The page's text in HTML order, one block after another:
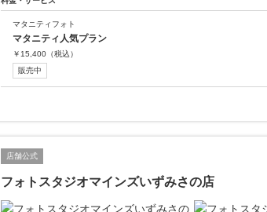
マタニティフォト
マタニティ人気プラン
￥ 15,400 （税込）
販売中
店舗公式
フォトスタジオマインズいずみさの店